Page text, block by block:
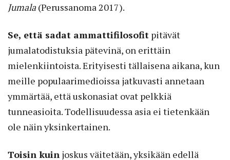
Jumala(Perussanoma 2017).
Se, että sadat ammattifilosofit pitävät
jumalatodistuksia pätevinä, on erittäin
mielenkiintoista. Erityisesti tällaisena aikana, kun
meille populaarimedioissa jatkuvasti annetaan
ymmärtää, että uskonasiat ovat pelkkiä
tunneasioita. Todellisuudessa asia ei tietenkään
ole näin yksinkertainen.
Toisin kuin joskus väitetään, yksikään edellä